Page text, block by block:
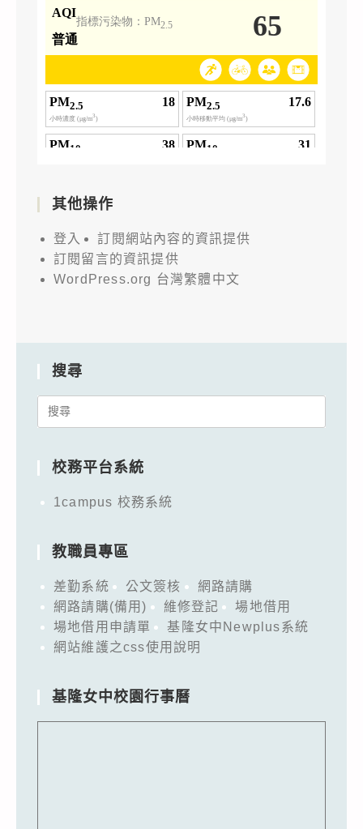
其他操作
登入
訂閱網站內容的資訊提供
訂閱留言的資訊提供
WordPress.org 台灣繁體中文
搜尋
Search
校務平台系統
1campus 校務系統
教職員專區
差勤系統 公文簽核
網路請購
網路請購(備用)
維修登記
場地借用
場地借用申請單
基隆女中Newplus系統
網站維護之css使用說明
基隆女中校園行事曆